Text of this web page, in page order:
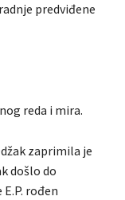
predviđene
reda i mira.
zaprimila je
došlo do
rođen